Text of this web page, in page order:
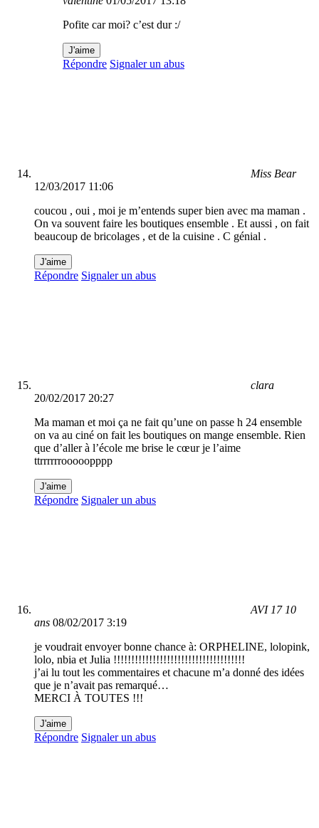
Pofite car moi? c’est dur :/
J'aime
Répondre Signaler un abus
Miss Bear
12/03/2017 11:06
coucou , oui , moi je m’entends super bien avec ma maman .
On va souvent faire les boutiques ensemble . Et aussi , on fait
beaucoup de bricolages , et de la cuisine . C génial .
J'aime
Répondre Signaler un abus
clara
20/02/2017 20:27
Ma maman et moi ça ne fait qu’une on passe h 24 ensemble
on va au ciné on fait les boutiques on mange ensemble. Rien
que d’aller à l’école me brise le cœur je l’aime
ttrrrrrrooooopppp
J'aime
Répondre Signaler un abus
AVI 17 10
ans 08/02/2017 3:19
je voudrait envoyer bonne chance à: ORPHELINE, lolopink,
lolo, nbia et Julia !!!!!!!!!!!!!!!!!!!!!!!!!!!!!!!!!!!!!
j’ai lu tout les commentaires et chacune m’a donné des idées
que je n’avait pas remarqué…
MERCI À TOUTES !!!
J'aime
Répondre Signaler un abus